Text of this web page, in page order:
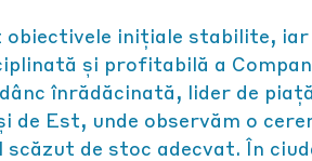
obiectivele inițiale stabilite,
și profitabilă a
înrădăcinată, lider de
Est, unde observăm o
de stoc adecvat. În